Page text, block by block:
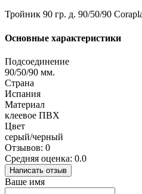
Тройник 90 гр. д. 90/50/90
Основные характеристики
Подсоединение
90/50/90 мм.
Страна
Испания
Материал
клеевое ПВХ
Цвет
серый/черный
Отзывов: 0
Средняя оценка: 0.0
Написать отзыв
Ваше имя